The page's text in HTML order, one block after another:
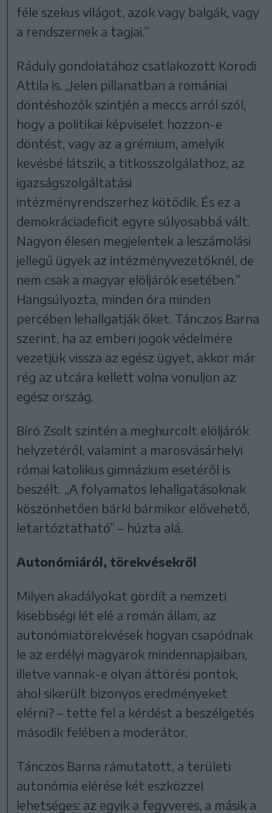
féle szekus világot, azok vagy balgák, vagy
a rendszernek a tagjai.”
Ráduly gondolatához csatlakozott Korodi
Attila is. „Jelen pillanatban a romániai
döntéshozók szintjén a meccs arról szól,
hogy a politikai képviselet hozzon-e
döntést, vagy az a grémium, amelyik
kevésbé látszik, a titkosszolgálathoz, az
igazságszolgáltatási
intézményrendszerhez kötődik. És ez a
demokráciadeficit egyre súlyosabbá vált.
Nagyon élesen megjelentek a leszámolási
jellegű ügyek az intézményvezetőknél, de
nem csak a magyar elöljárók esetében.”
Hangsúlyozta, minden óra minden
percében lehallgatják őket. Tánczos Barna
szerint, ha az emberi jogok védelmére
vezetjük vissza az egész ügyet, akkor már
rég az utcára kellett volna vonuljon az
egész ország.
Bíró Zsolt szintén a meghurcolt elöljárók
helyzetéről, valamint a marosvásárhelyi
római katolikus gimnázium esetéről is
beszélt. „A folyamatos lehallgatásoknak
köszönhetően bárki bármikor elővehető,
letartóztatható” – húzta alá.
Autonómiáról, törekvésekről
Milyen akadályokat gördít a nemzeti
kisebbségi lét elé a román állam, az
autonómiatörekvések hogyan csapódnak
le az erdélyi magyarok mindennapjaiban,
illetve vannak-e olyan áttörési pontok,
ahol sikerült bizonyos eredményeket
elérni? – tette fel a kérdést a beszélgetés
második felében a moderátor.
Tánczos Barna rámutatott, a területi
autonómia elérése két eszközzel
lehetséges: az egyik a fegyveres, a másik a